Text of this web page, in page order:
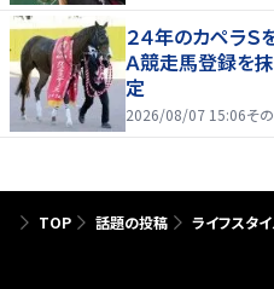
２４年のカペラ
Ａ競走馬登録を
定
2026/08/07 15:06そ
TOP 話題の投稿 ライフスタ